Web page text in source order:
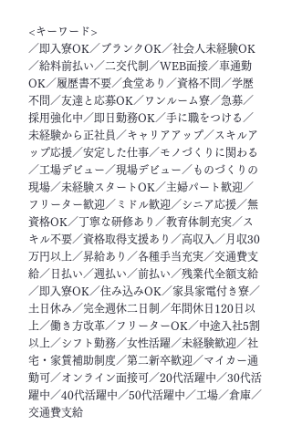
<キーワード>
／即入寮OK／ブランクOK／社会人未経験OK
／給料前払い／二交代制／WEB面接／車通勤
OK／履歴書不要／食堂あり／資格不問／学歴
不問／友達と応募OK／ワンルーム寮／急募／
採用強化中／即日勤務OK／手に職をつける／
未経験から正社員／キャリアアップ／スキルア
ップ応援／安定した仕事／モノづくりに関わる
／工場デビュー／現場デビュー／ものづくりの
現場／未経験スタートOK／主婦パート歓迎／
フリーター歓迎／ミドル歓迎／シニア応援／無
資格OK／丁寧な研修あり／教育体制充実／ス
キル不要／資格取得支援あり／高収入／月収30
万円以上／昇給あり／各種手当充実／交通費支
給／日払い／週払い／前払い／残業代全額支給
／即入寮OK／住み込みOK／家具家電付き寮／
土日休み／完全週休二日制／年間休日120日以
上／働き方改革／フリーターOK／中途入社5割
以上／シフト勤務／女性活躍／未経験歓迎／社
宅・家賃補助制度／第二新卒歓迎／マイカー通
勤可／オンライン面接可／20代活躍中／30代活
躍中／40代活躍中／50代活躍中／工場／倉庫／
交通費支給